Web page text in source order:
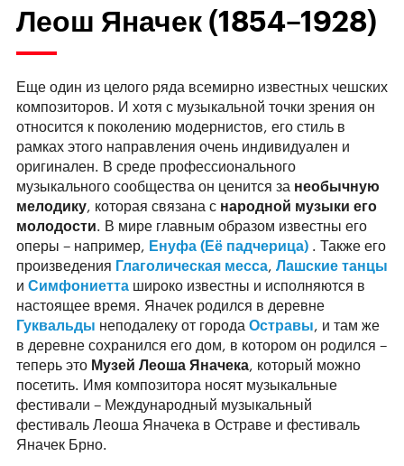
Леош Яначек (1854–1928)
Еще один из целого ряда всемирно известных чешских
композиторов. И хотя с музыкальной точки зрения он
относится к поколению модернистов, его стиль в
рамках этого направления очень индивидуален и
оригинален. В среде профессионального
музыкального сообщества он ценится за необычную
мелодику, которая связана с народной музыки его
молодости. В мире главным образом известны его
оперы – например, Енуфа (Её падчерица) . Также его
произведения Глаголическая месса, Лашские танцы
и Симфониетта широко известны и исполняются в
настоящее время. Яначек родился в деревне
Гуквальды неподалеку от города Остравы, и там же
в деревне сохранился его дом, в котором он родился –
теперь это Музей Леоша Яначека, который можно
посетить. Имя композитора носят музыкальные
фестивали – Международный музыкальный
фестиваль Леоша Яначека в Остраве и фестиваль
Яначек Брно.